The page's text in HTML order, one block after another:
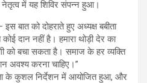
नेतृत्व में यह शिविर संपन्न हुआ।
बात को दोहराते हुए अध्यक्ष बबीता
दान नहीं है। हमारा थोड़ी देर का
को बचा सकता है। समाज के हर व्यक्ति
अवश्य करना चाहिए।”
के कुशल निर्देशन में आयोजित हुआ, और